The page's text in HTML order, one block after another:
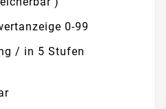
0-99
/ in 5 Stufen